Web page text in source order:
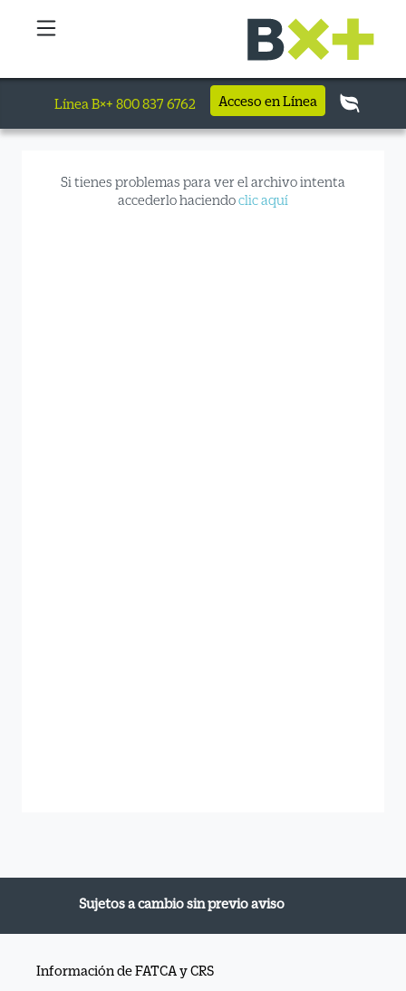
Línea B×+ 800 837 6762 Acceso en Línea
Si tienes problemas para ver el archivo intenta
accederlo haciendoclic aquí
Sujetos a cambio sin previo aviso
Información de FATCA y CRS